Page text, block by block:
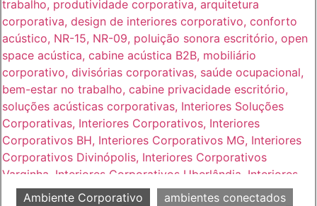
Ambiente Corporativo
ambientes conectados